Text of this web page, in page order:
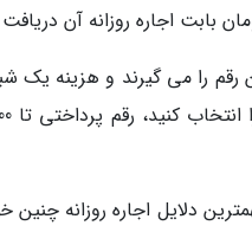
دلایل اجاره روزانه چنین